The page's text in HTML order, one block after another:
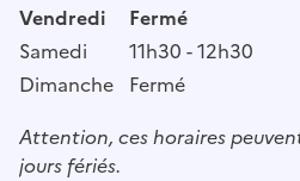
Vendredi
Fermé
Samedi
11h30 - 12h30
Dimanche Fermé
Attention, ces horaires
jours fériés.